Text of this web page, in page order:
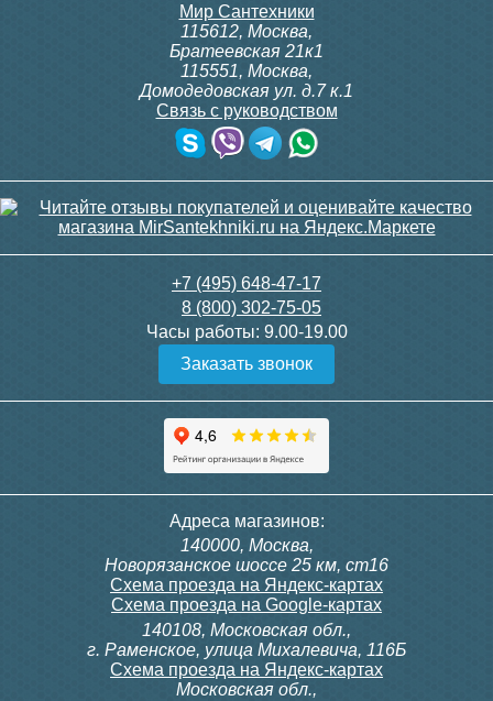
Мир Сантехники
115612, Москва,
Братеевская 21к1
115551, Москва,
Домодедовская ул. д.7 к.1
Связь с руководством
+7 (495) 648-47-17
8 (800) 302-75-05
Часы работы: 9.00-19.00
Заказать звонок
Адреса магазинов:
140000, Москва,
Новорязанское шоссе 25 км, ст16
Схема проезда на Яндекс-картах
Схема проезда на Google-картах
140108, Московская обл.,
г. Раменское, улица Михалевича, 116Б
Схема проезда на Яндекс-картах
Московская обл.,